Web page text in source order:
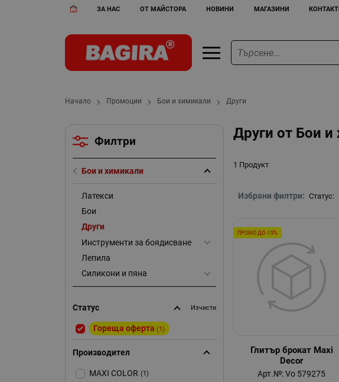
ЗА НАС ОТ МАЙСТОРА НОВИНИ МАГАЗИНИ
Начало Промоции Бои и химикали Други
Други от Бои
1 Продукт
Избрани филтри: Статус:
Глитър брокат Maxi
Decor
Арт.№: Vo 579275
ПРОМО ДО -15%
Филтри
Бои и химикали
Латекси
Бои
Други
Инструменти за боядисване
Лепила
Силикони и пяна
Статус Изчисти
Гореща оферта (1)
Производител
MAXI COLOR (1)